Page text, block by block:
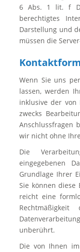
6 Abs. 1 lit. f
berechtigtes
Darstellung und
müssen die
Wenn Sie uns
lassen, werden
inklusive der von
zwecks
Anschlussfragen
wir nicht ohne
Die
eingegebenen
Grundlage Ihrer
Sie können diese
reicht eine
unberührt.
Die von Ihnen